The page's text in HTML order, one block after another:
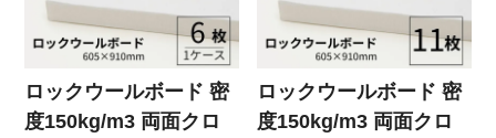
ロックウールボード 密
度150kg/m3 両面クロ
ロックウールボード 密
度150kg/m3 両面クロ